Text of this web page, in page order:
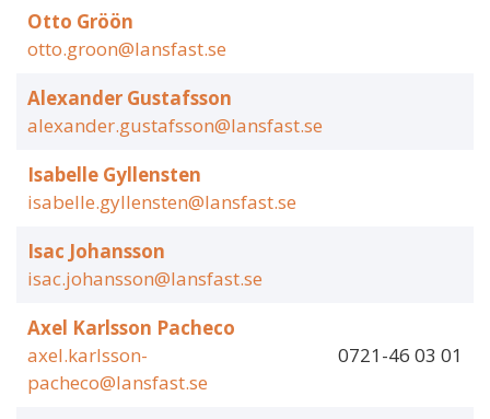
Otto Gröön
otto.groon@lansfast.se
Alexander Gustafsson
alexander.gustafsson@lansfast.se
Isabelle Gyllensten
isabelle.gyllensten@lansfast.se
Isac Johansson
isac.johansson@lansfast.se
Axel Karlsson Pacheco
axel.karlsson-
pacheco@lansfast.se
0721-46 03 01